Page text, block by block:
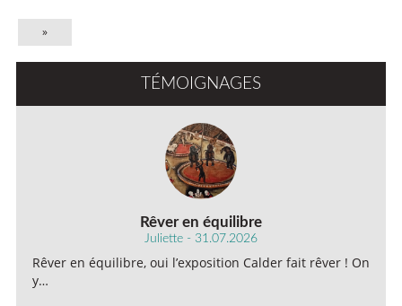
»
TÉMOIGNAGES
Rêver en équilibre
Juliette - 31.07.2026
Rêver en équilibre, oui l’exposition Calder fait rêver ! On
y…